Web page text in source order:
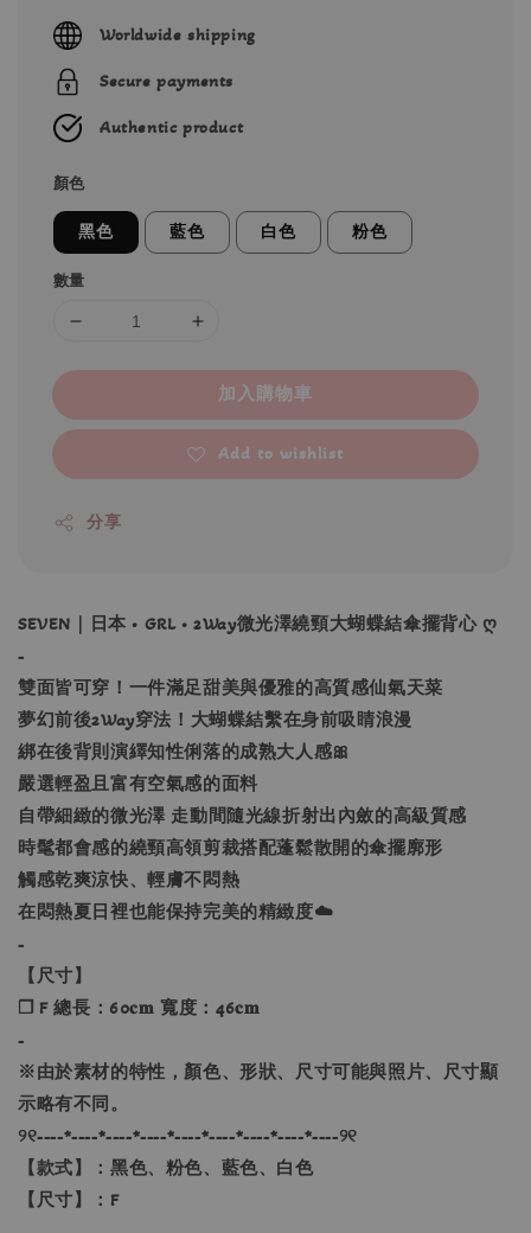
price
Worldwide shipping
Secure payments
Authentic product
顏色
黑色 藍色 白色 粉色
數量
加入購物車
Add to wishlist
分享
SEVEN｜日本 • GRL • 2Way微光澤繞頸大蝴蝶結傘擺背心 ღ
-
雙面皆可穿！一件滿足甜美與優雅的高質感仙氣天菜
夢幻前後2Way穿法！大蝴蝶結繫在身前吸睛浪漫
綁在後背則演繹知性俐落的成熟大人感🎀
嚴選輕盈且富有空氣感的面料
自帶細緻的微光澤 走動間隨光線折射出內斂的高級質感
時髦都會感的繞頸高領剪裁搭配蓬鬆散開的傘擺廓形
觸感乾爽涼快、輕膚不悶熱
在悶熱夏日裡也能保持完美的精緻度☁️
-
【尺寸】
❐ F 總長：60𝐜𝐦 寬度：46𝐜𝐦
-
※由於素材的特性，顏色、形狀、尺寸可能與照片、尺寸顯
示略有不同。
୨୧----*----*----*----*----*----*----*----*----୨୧
【款式】：黑色、粉色、藍色、白色
【尺寸】：F